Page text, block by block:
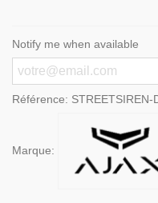
Notify me when available
Référence: STREETSIREN-
Marque: